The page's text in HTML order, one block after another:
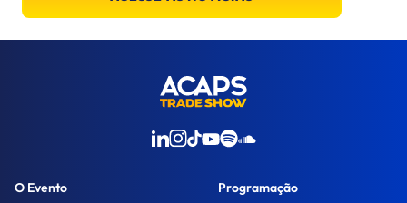
O Evento Programação